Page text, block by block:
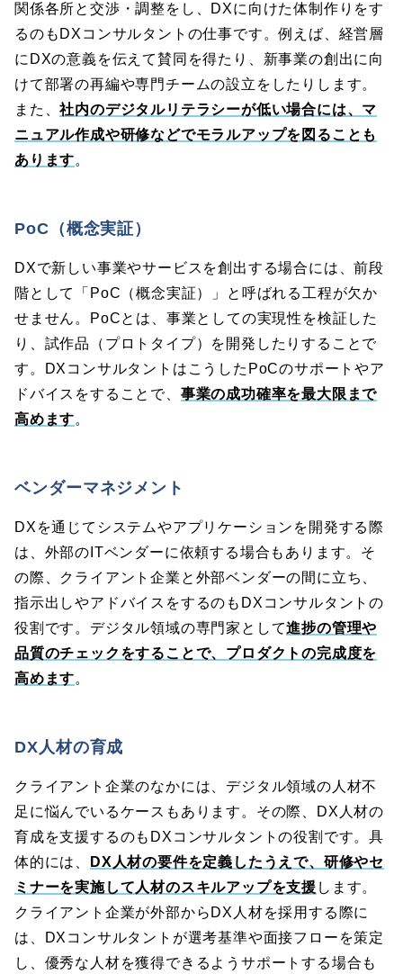
関係各所と交渉・調整をし、DXに向けた体制作りをす
るのもDXコンサルタントの仕事です。例えば、経営層
にDXの意義を伝えて賛同を得たり、新事業の創出に向
けて部署の再編や専門チームの設立をしたりします。
また、社内のデジタルリテラシーが低い場合には、マ
ニュアル作成や研修などでモラルアップを図ることも
あります。
PoC（概念実証）
DXで新しい事業やサービスを創出する場合には、前段
階として「PoC（概念実証）」と呼ばれる工程が欠か
せません。PoCとは、事業としての実現性を検証した
り、試作品（プロトタイプ）を開発したりすることで
す。DXコンサルタントはこうしたPoCのサポートやア
ドバイスをすることで、 事業の成功確率を最大限まで
高めます。
ベンダーマネジメント
DXを通じてシステムやアプリケーションを開発する際
は、外部のITベンダーに依頼する場合もあります。そ
の際、クライアント企業と外部ベンダーの間に立ち、
指示出しやアドバイスをするのもDXコンサルタントの
役割です。デジタル領域の専門家として進捗の管理や
品質のチェックをすることで、プロダクトの完成度を
高めます。
DX人材の育成
クライアント企業のなかには、デジタル領域の人材不
足に悩んでいるケースもあります。その際、DX人材の
育成を支援するのもDXコンサルタントの役割です。具
体的には、
DX人材の要件を定義したうえで、研修やセ
ミナーを実施して人材のスキルアップを支援 します。
クライアント企業が外部からDX人材を採用する際に
は、DXコンサルタントが選考基準や面接フローを策定
し、優秀な人材を獲得できるようサポートする場合も